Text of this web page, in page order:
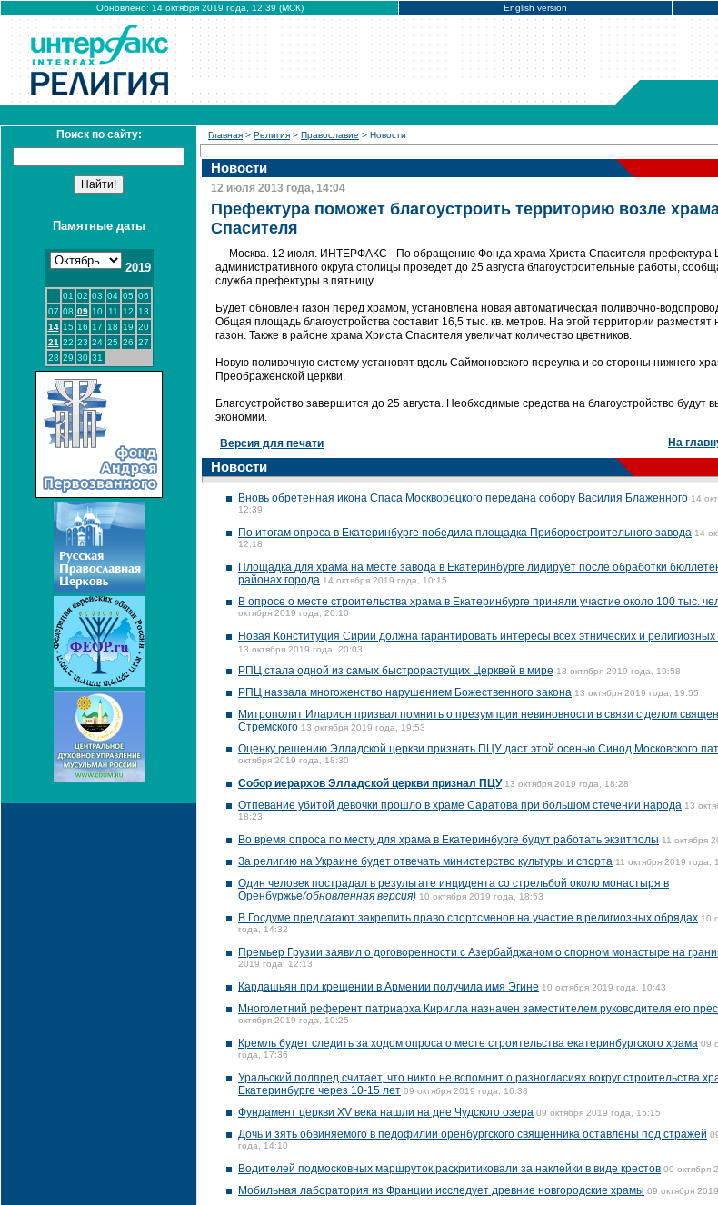
Обновлено: 14 октября 2019 года, 12:39 (МСК) English version
Поиск по сайту:
Памятные даты
2019
01 02 03 04 05 06
07 08 09 10 11 12
13
14 15 16 17 18 19 20
21 22 23 24 25 26 27
28 29 30 31
Главная > Религия > Православие > Новости
Новости
12 июля 2013 года, 14:04
Префектура поможет благоустроить территорию возле
Спасителя
Москва. 12 июля. ИНТЕРФАКС - По обращению Фонда храма Христа Спасителя префектура
административного округа столицы проведет до 25 августа благоустроительные работы,
служба префектуры в пятницу.
Будет обновлен газон перед храмом, установлена новая автоматическая поливочно-
Общая площадь благоустройства составит 16,5 тыс. кв. метров. На этой территории
газон. Также в районе храма Христа Спасителя увеличат количество цветников.
Новую поливочную систему установят вдоль Саймоновского переулка и со стороны нижнего
Преображенской церкви.
Благоустройство завершится до 25 августа. Необходимые средства на благоустройство будут
экономии.
Версия для печати На
Новости
Вновь обретенная икона Спаса Москворецкого передана собору Василия Блаженного 14
12:39
По итогам опроса в Екатеринбурге победила площадка Приборостроительного завода 14
12:18
Площадка для храма на месте завода в Екатеринбурге лидирует после обработки
районах города 14 октября 2019 года, 10:15
В опросе о месте строительства храма в Екатеринбурге приняли участие около 100 тыс.
октября 2019 года, 20:10
Новая Конституция Сирии должна гарантировать интересы всех этнических и религиозных
13 октября 2019 года, 20:03
РПЦ стала одной из самых быстрорастущих Церквей в мире 13 октября 2019 года, 19:58
РПЦ назвала многоженство нарушением Божественного закона 13 октября 2019 года, 19:55
Митрополит Иларион призвал помнить о презумпции невиновности в связи с делом
Стремского 13 октября 2019 года, 19:53
Оценку решению Элладской церкви признать ПЦУ даст этой осенью Синод Московского
октября 2019 года, 18:30
Собор иерархов Элладской церкви признал ПЦУ 13 октября 2019 года, 18:28
Отпевание убитой девочки прошло в храме Саратова при большом стечении народа 13
18:23
Во время опроса по месту для храма в Екатеринбурге будут работать экзитполы 11 октября
За религию на Украине будет отвечать министерство культуры и спорта 11 октября 2019 года,
Один человек пострадал в результате инцидента со стрельбой около монастыря в
Оренбуржье(обновленная версия) 10 октября 2019 года, 18:53
В Госдуме предлагают закрепить право спортсменов на участие в религиозных обрядах 10
года, 14:32
Премьер Грузии заявил о договоренности с Азербайджаном о спорном монастыре на
2019 года, 12:13
Кардашьян при крещении в Армении получила имя Эгине 10 октября 2019 года, 10:43
Многолетний референт патриарха Кирилла назначен заместителем руководителя его
октября 2019 года, 10:25
Кремль будет следить за ходом опроса о месте строительства екатеринбургского храма 09
года, 17:36
Уральский полпред считает, что никто не вспомнит о разногласиях вокруг строительства
Екатеринбурге через 10-15 лет 09 октября 2019 года, 16:38
Фундамент церкви XV века нашли на дне Чудского озера 09 октября 2019 года, 15:15
Дочь и зять обвиняемого в педофилии оренбургского священника оставлены под стражей
года, 14:10
Водителей подмосковных маршруток раскритиковали за наклейки в виде крестов 09 октября
Мобильная лаборатория из Франции исследует древние новгородские храмы 09 октября